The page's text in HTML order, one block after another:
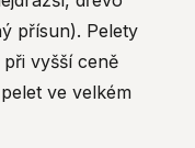
přísun). Pelety
vyšší ceně
ve velkém